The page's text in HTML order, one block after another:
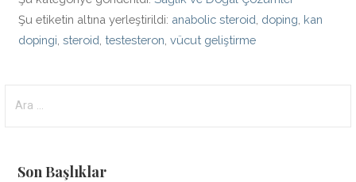
Şu etiketin altına yerleştirildi: anabolic steroid doping kan
dopingi ,steroid ,testesteron ,vücut geliştirme
Son Başlıklar